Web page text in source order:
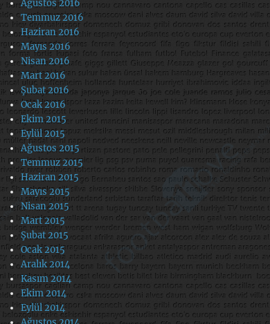
Ağustos 2016
Temmuz 2016
Haziran 2016
Mayıs 2016
Nisan 2016
Mart 2016
Şubat 2016
Ocak 2016
Ekim 2015
Eylül 2015
Ağustos 2015
Temmuz 2015
Haziran 2015
Mayıs 2015
Nisan 2015
Mart 2015
Şubat 2015
Ocak 2015
Aralık 2014
Kasım 2014
Ekim 2014
Eylül 2014